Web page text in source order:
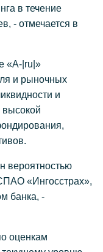
в течение
- отмечается в
«А-|ru|»
и рыночных
и
высокой
вероятностью
«Ингосстрах»,
банка, -
оценкам